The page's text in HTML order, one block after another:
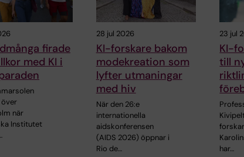
firade
med KI i
när
Institutet
28 jul 2026
KI-forskare bakom
modekreation som
lyfter utmaningar
med hiv
När den 26:e
internationella
aidskonferensen
(AIDS 2026) öppnar i
Rio de…
23 jul
KI-
till
har…